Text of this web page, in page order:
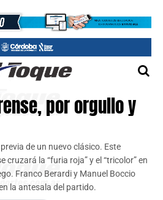
por orgullo y
de un nuevo clásico. Este
cruzará la “furia roja” y el “tricolor” en
Franco Berardi y Manuel Boccio
la antesala del partido.